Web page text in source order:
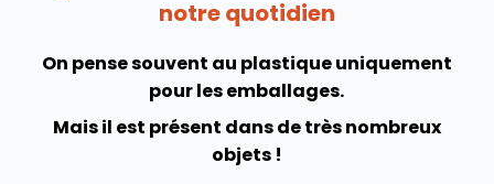
notre quotidien
On pense souvent au plastique uniquement
pour les emballages.
Mais il est présent dans de très nombreux
objets !